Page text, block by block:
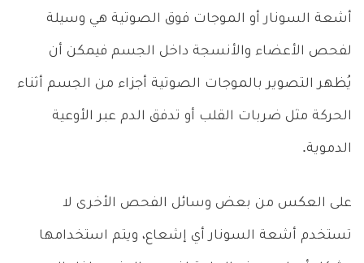
أشعة السونار أو الموجات فوق الصوتية هي وسيلة
لفحص الأعضاء والأنسجة داخل الجسم فيمكن أن
يُظهر التصوير بالموجات الصوتية أجزاء من الجسم أثناء
الحركة مثل ضربات القلب أو تدفق الدم عبر الأوعية
الدموية.
على العكس من بعض وسائل الفحص الأخرى لا
تستخدم أشعة السونار أي إشعاع، ويتم استخدامها